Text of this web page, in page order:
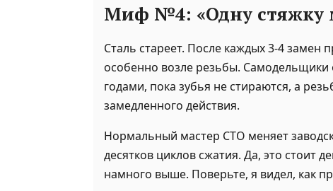
Миф №4: «Одну стяжку
Сталь стареет. После каждых 3-4
особенно возле резьбы. Самодельщики
годами, пока зубья не стираются, а
замедленного действия.
Нормальный мастер СТО меняет
десятков циклов сжатия. Да, это стоит
намного выше. Поверьте, я видел, как